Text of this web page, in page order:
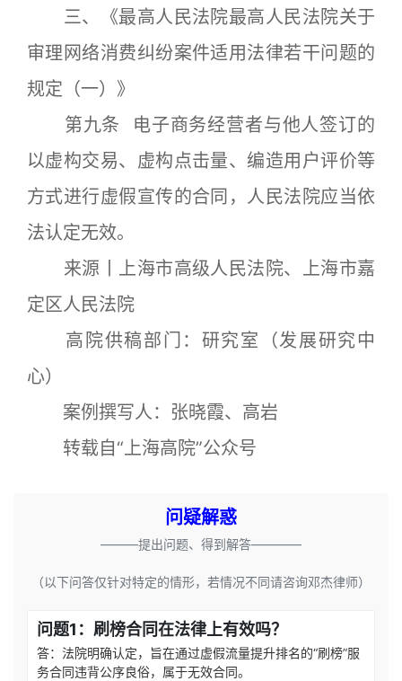
三、《最高人民法院最高人民法院关于
审理网络消费纠纷案件适用法律若干问题的
规定（一）》
第九条 电子商务经营者与他人签订的
以虚构交易、虚构点击量、编造用户评价等
方式进行虚假宣传的合同，人民法院应当依
法认定无效。
来源丨上海市高级人民法院、上海市嘉
定区人民法院
高院供稿部门：研究室（发展研究中
心）
案例撰写人：张晓霞、高岩
转载自“上海高院”公众号
问疑解惑
———提出问题、得到解答————
（以下问答仅针对特定的情形，若情况不同请咨询邓杰律师）
问题1：刷榜合同在法律上有效吗？
答：法院明确认定，旨在通过虚假流量提升排名的“刷榜”服
务合同违背公序良俗，属于无效合同。